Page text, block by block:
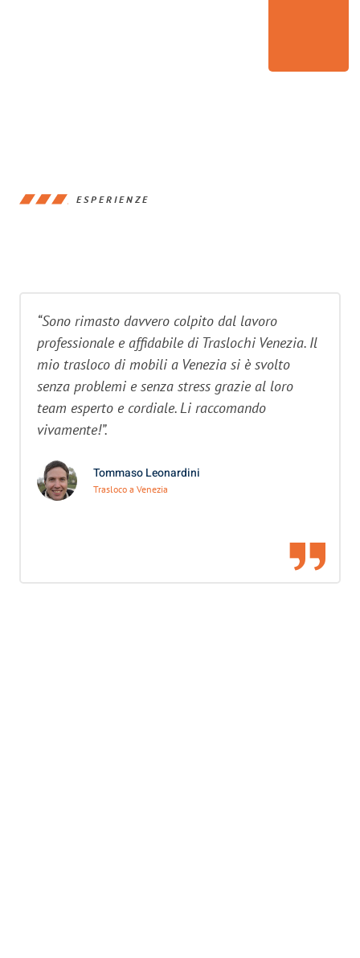
ESPERIENZE
“Sono rimasto davvero colpito dal lavoro
professionale e affidabile di Traslochi Venezia. Il
mio trasloco di mobili a Venezia si è svolto
senza problemi e senza stress grazie al loro
team esperto e cordiale. Li raccomando
vivamente!”.
Tommaso Leonardini
Trasloco a Venezia